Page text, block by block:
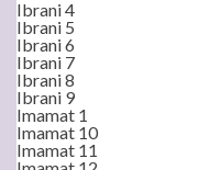
Ibrani 4
Ibrani 5
Ibrani 6
Ibrani 7
Ibrani 8
Ibrani 9
Imamat 1
Imamat 10
Imamat 11